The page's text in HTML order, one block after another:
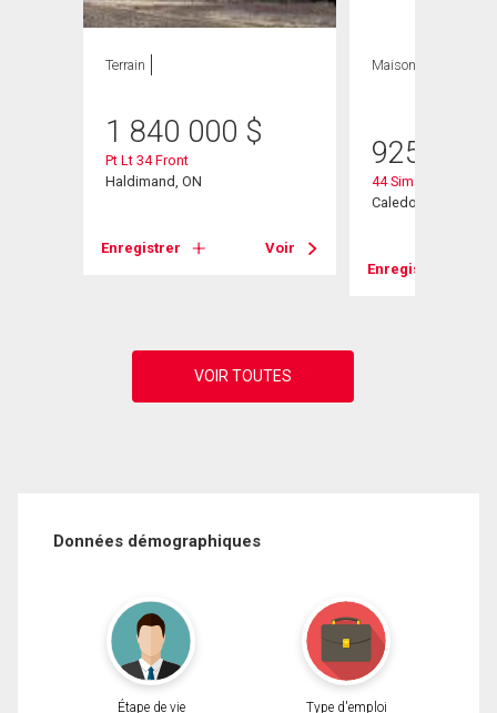
Terrain
1 840 000 $
Pt Lt 34 Front
Haldimand, ON
Enregistrer Voir
Maison
925 000
44 Sims Lock Road
Caledonia, ON
Enregistrer
Données démographiques
Étape de vie Type d'emploi